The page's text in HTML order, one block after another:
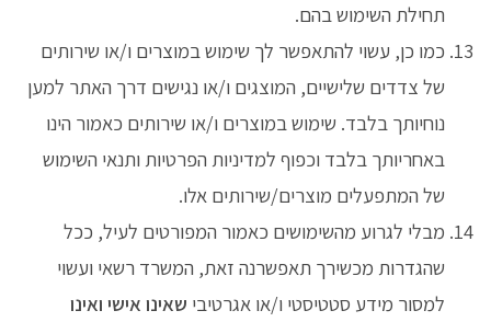
תחילת השימוש בהם.
כמו כן, עשוי להתאפשר לך שימוש במוצרים ו/או שירותים
של צדדים שלישיים, המוצגים ו/או נגישים דרך האתר למען
נוחיותך בלבד. שימוש במוצרים ו/או שירותים כאמור הינו
באחריותך בלבד וכפוף למדיניות הפרטיות ותנאי השימוש
של המתפעלים מוצרים/שירותים אלו.
מבלי לגרוע מהשימושים כאמור המפורטים לעיל, ככל
שהגדרות מכשירך תאפשרנה זאת, המשרד רשאי ועשוי
למסור מידע סטטיסטי ו/או אגרטיבי שאינו אישי ואינו